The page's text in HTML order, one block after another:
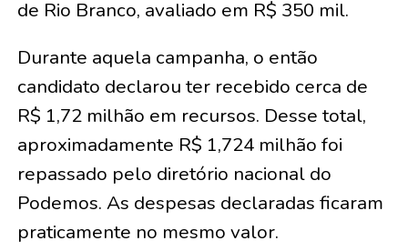
de Rio Branco, avaliado em R$ 350 mil.
Durante aquela campanha, o então
candidato declarou ter recebido cerca de
R$ 1,72 milhão em recursos. Desse total,
aproximadamente R$ 1,724 milhão foi
repassado pelo diretório nacional do
Podemos. As despesas declaradas ficaram
praticamente no mesmo valor.